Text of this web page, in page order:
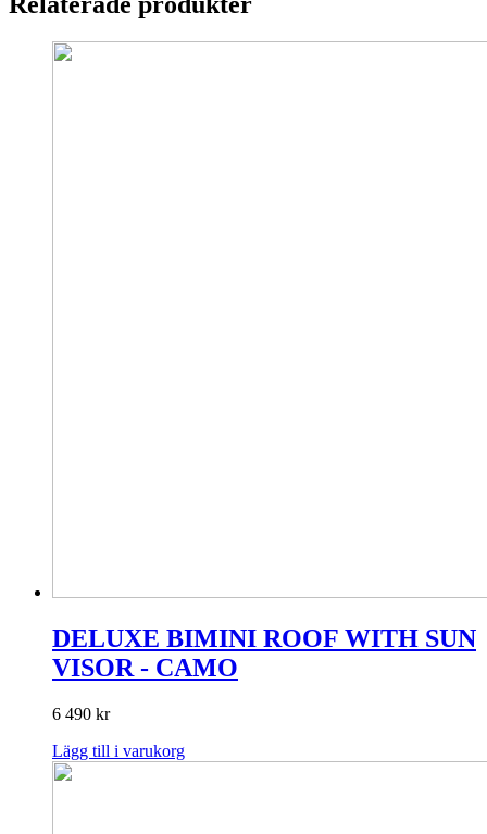
DELUXE BIMINI ROOF WITH SUN
VISOR - CAMO
6 490 kr
Lägg till i varukorg